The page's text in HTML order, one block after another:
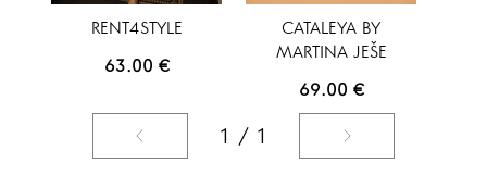
RENT4STYLE
63.00 €
CATALEYA BY
MARTINA JEŠE
69.00 €
1 / 1